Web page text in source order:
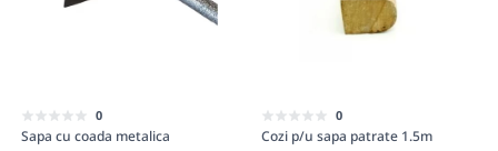
0
Sapa cu coada metalica
0
Cozi p/u sapa patrate 1.5m